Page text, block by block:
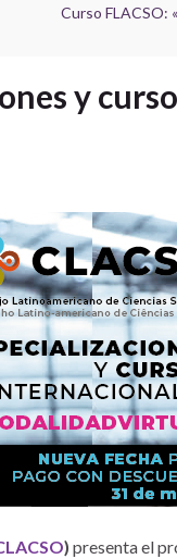
Curso FLACSO:
y
) presenta el